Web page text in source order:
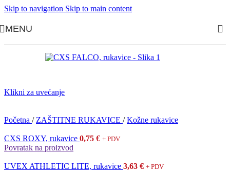
Skip to navigation Skip to main content
MENU
Klikni za uvećanje
Početna / ZAŠTITNE RUKAVICE / Kožne rukavice
CXS ROXY, rukavice 0,75 € + PDV
Povratak na proizvod
UVEX ATHLETIC LITE, rukavice 3,63 € + PDV